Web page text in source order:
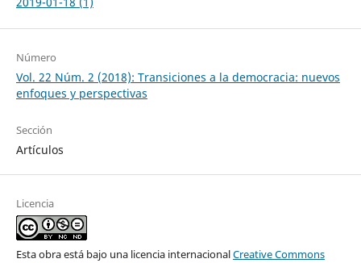
Número
Vol. 22 Núm. 2 (2018): Transiciones a la democracia: nuevos
enfoques y perspectivas
Sección
Artículos
Licencia
Esta obra está bajo una licencia internacionalCreative Commons